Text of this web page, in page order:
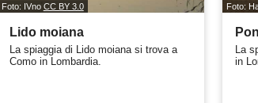
Foto: IVno CC BY 3.0
Lido moiana
La spiaggia di Lido moiana si trova a
Como in Lombardia.
Foto:
La
in